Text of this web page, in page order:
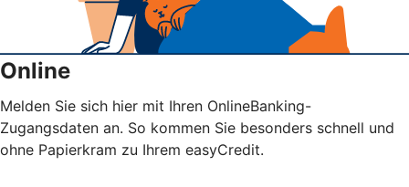
Online
Melden Sie sich hier mit Ihren OnlineBanking-
Zugangsdaten an. So kommen Sie besonders schnell und
ohne Papierkram zu Ihrem easyCredit.